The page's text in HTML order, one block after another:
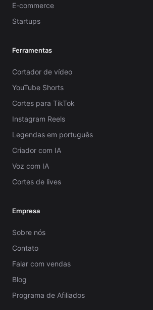
E-commerce
Startups
Ferramentas
Cortador de vídeo
YouTube Shorts
Cortes para TikTok
Instagram Reels
Legendas em português
Criador com IA
Voz com IA
Cortes de lives
Empresa
Sobre nós
Contato
Falar com vendas
Blog
Programa de Afiliados